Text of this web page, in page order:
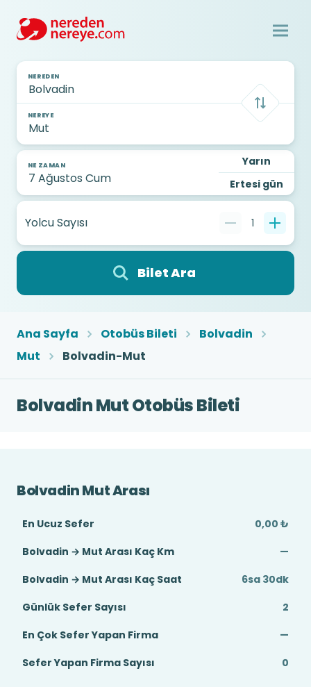
NEREDEN
NEREYE
NE ZAMAN
Yarın
Ertesi gün
Yolcu Sayısı 1
Bilet Ara
Ana Sayfa Otobüs Bileti
Bolvadin
Mut
Bolvadin-Mut
Bolvadin Mut Otobüs Bileti
Bolvadin Mut Arası
En Ucuz Sefer
0,00 ₺
Bolvadin → Mut Arası Kaç Km
—
Bolvadin → Mut Arası Kaç Saat
6sa 30dk
Günlük Sefer Sayısı
2
En Çok Sefer Yapan Firma
—
Sefer Yapan Firma Sayısı
0